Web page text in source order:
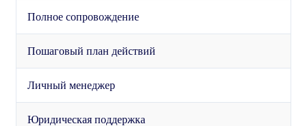
Полное сопровождение
Пошаговый план действий
Личный менеджер
Юридическая поддержка